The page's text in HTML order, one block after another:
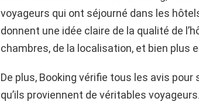
voyageurs qui ont séjourné dans les
donnent une idée claire de la qualité de
chambres, de la localisation, et bien plus
De plus, Booking vérifie tous les avis
qu’ils proviennent de véritables